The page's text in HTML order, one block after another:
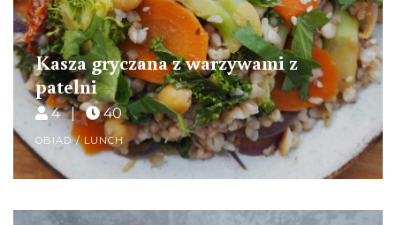
Kasza gryczana z warzywami z
patelni
4 | 40
OBIAD / LUNCH